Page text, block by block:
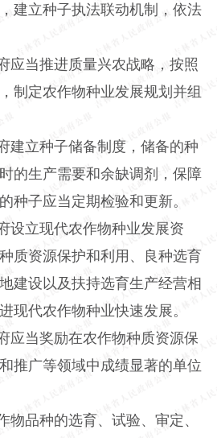
建立种子执法联动机制，依法
应当推进质量兴农战略，按照
制定农作物种业发展规划并组
建立种子储备制度，储备的种
的生产需要和余缺调剂，保障
种子应当定期检验和更新。
设立现代农作物种业发展资
质资源保护和利用、良种选育
建设以及扶持选育生产经营相
现代农作物种业快速发展。
应当奖励在农作物种质资源保
推广等领域中成绩显著的单位
物品种的选育、试验、审定、